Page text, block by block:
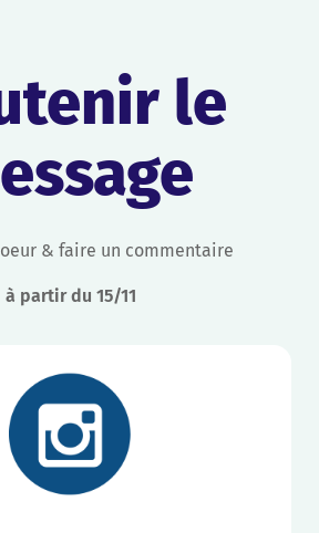
le
& faire un commentaire
à partir du 15/11